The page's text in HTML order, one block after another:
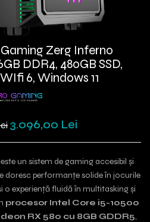
Zerg Inferno
DDR4, 480GB SSD,
6, Windows 11
3.096,00 Lei
este un sistem de gaming accesibil și
doresc performanțe solide în jocurile
o experiență fluidă în multitasking și
procesor Intel Core i5-10500
RX 580 cu 8GB GDDR5,